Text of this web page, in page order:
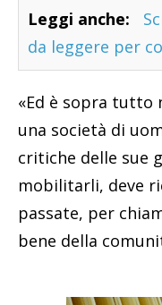
Leggi anche:
da leggere per
«Ed è sopra tutto
una società di
critiche delle sue
mobilitarli, deve
passate, per
bene della